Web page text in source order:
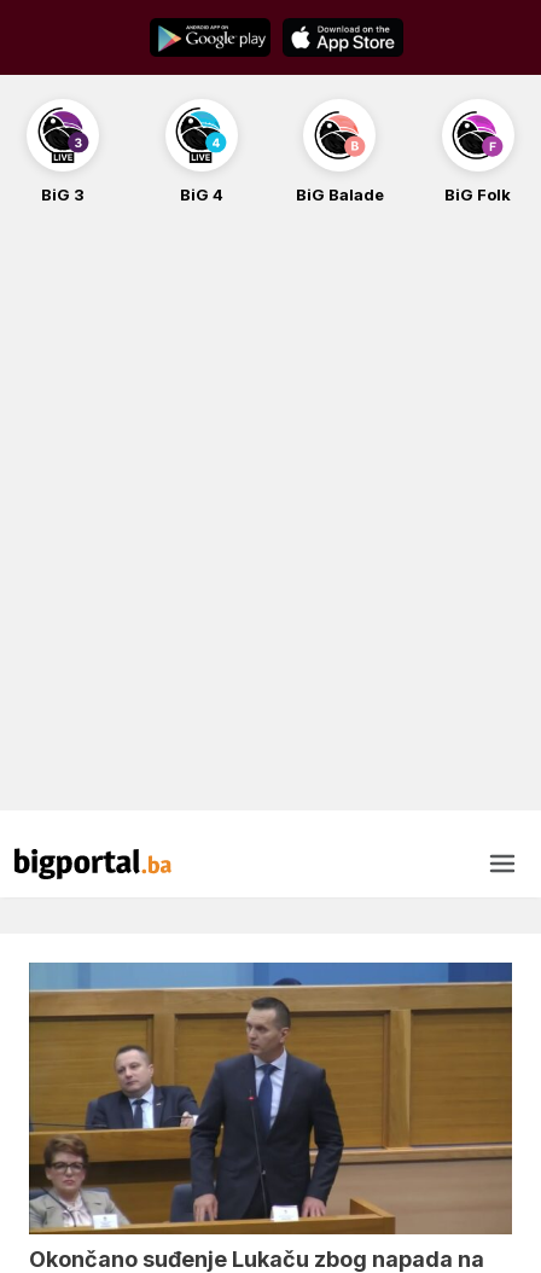
content
BiG 3 BiG 4 BiG Balade BiG Folk
Okončano suđenje Lukaču zbog napada na